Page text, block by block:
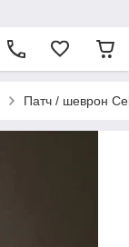
Патч / шеврон